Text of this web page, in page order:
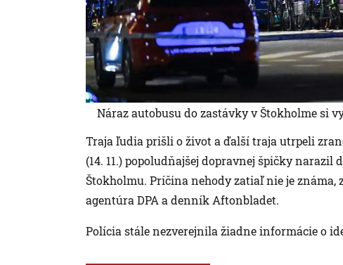
Náraz autobusu do zastávky v Štokholme si
Traja ľudia prišli o život a ďalší traja utrpeli
(14. 11.) popoludňajšej dopravnej špičky
Štokholmu. Príčina nehody zatiaľ nie je
agentúra DPA a denník Aftonbladet.
Polícia stále nezverejnila žiadne informácie o